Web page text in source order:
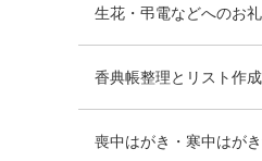
生花・弔電などへのお
香典帳整理とリスト作成
喪中はがき・寒中はが